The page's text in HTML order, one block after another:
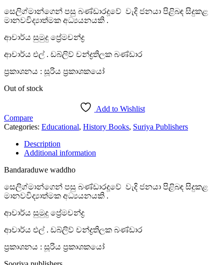
සෙලිග්මාන්ගෙන් පසු බණ්ඩාරදූවේ වැදි ජනයා පිළිබඳ සිදුකළ
මානවවිද්‍යාත්මක අධ්‍යයනයකි .
ආචාර්ය සුමුදු ප්‍රේමචන්ද්‍ර
ආචාර්ය එල් . ඩබ්ලිව් චන්ද්‍රතිලක බණ්ඩාර
ප්‍රකාශනය : සූරිය ප්‍රකාශකයෝ
Out of stock
Add to Wishlist
Compare
Categories: Educational, History Books, Suriya Publishers
Description
Additional information
Bandaraduwe waddho
සෙලිග්මාන්ගෙන් පසු බණ්ඩාරදූවේ වැදි ජනයා පිළිබඳ සිදුකළ
මානවවිද්‍යාත්මක අධ්‍යයනයකි .
ආචාර්ය සුමුදු ප්‍රේමචන්ද්‍ර
ආචාර්ය එල් . ඩබ්ලිව් චන්ද්‍රතිලක බණ්ඩාර
ප්‍රකාශනය : සූරිය ප්‍රකාශකයෝ